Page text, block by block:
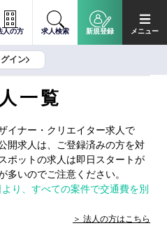
人の方 求人検索 新規登録 メニュー
グイン
一覧
イナー・クリエイター求人で
開求人は、ご登録済みの方を対
ポットの求人は即日スタートが
多いのでご注意ください。
り、すべての案件で交通費を別
法人の方はこちら